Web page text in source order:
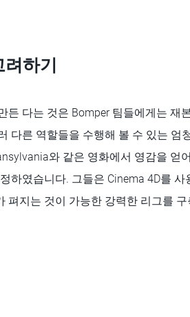
하기
든 다는 것은 Bomper 팀들에게는 재
다른 역할들을 수행해 볼 수 있는 엄
와 같은 영화에서 영감을 얻
하였습니다. 그들은 Cinema 4D를
펴지는 것이 가능한 강력한 리그를